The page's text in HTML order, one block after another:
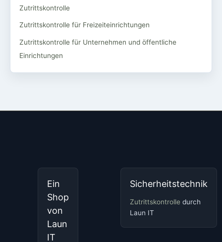
Zutrittskontrolle
Zutrittskontrolle für Freizeiteinrichtungen
Zutrittskontrolle für Unternehmen und öffentliche
Einrichtungen
Ein
Shop
von
Laun
IT
Sicherheitstechnik
Zutrittskontrolle durch
Laun IT